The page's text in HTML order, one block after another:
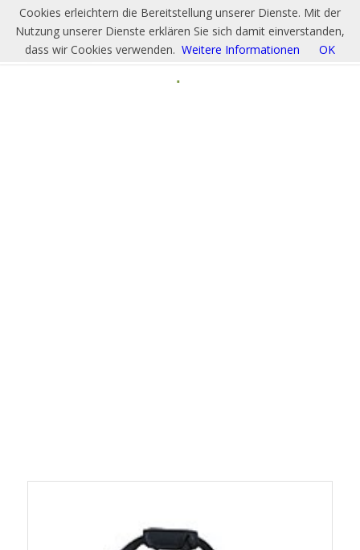
Cookies erleichtern die Bereitstellung unserer Dienste. Mit der
Nutzung unserer Dienste erklären Sie sich damit einverstanden,
dass wir Cookies verwenden. Weitere Informationen OK